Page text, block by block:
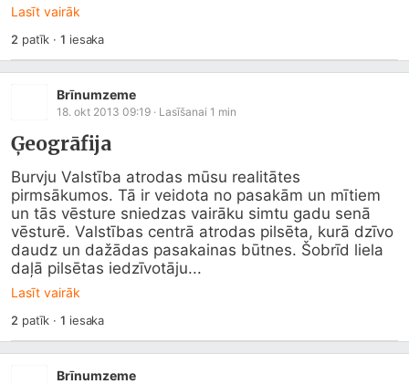
Lasīt vairāk
2 patīk ·1 iesaka
Brīnumzeme
18. okt 2013 09:19 · Lasīšanai 1 min
Ģeogrāfija
Burvju Valstība atrodas mūsu realitātes
pirmsākumos. Tā ir veidota no pasakām un mītiem
un tās vēsture sniedzas vairāku simtu gadu senā
vēsturē. Valstības centrā atrodas pilsēta, kurā dzīvo
daudz un dažādas pasakainas būtnes. Šobrīd liela
daļā pilsētas iedzīvotāju...
Lasīt vairāk
2 patīk ·1 iesaka
Brīnumzeme